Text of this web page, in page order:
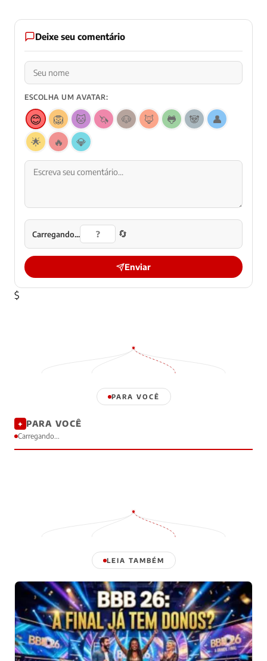
Deixe seu comentário
ESCOLHA UM AVATAR:
😊 🦁 🐱 🦄 🐶 🦊 🐸 🐼
👤
🌟
🔥 💎
Carregando... 🔄
Enviar
$
PARA VOCÊ
✦ PARA VOCÊ
Carregando...
LEIA TAMBÉM